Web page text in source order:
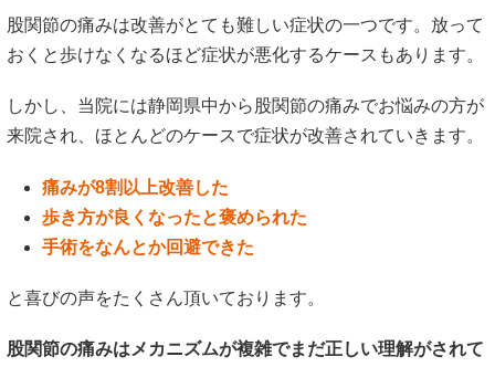
股関節の痛みは改善がとても難しい症状の一つです。放って
おくと歩けなくなるほど症状が悪化するケースもあります。
しかし、当院には静岡県中から股関節の痛みでお悩みの方が
来院され、ほとんどのケースで症状が改善されていきます。
痛みが8割以上改善した
歩き方が良くなったと褒められた
手術をなんとか回避できた
と喜びの声をたくさん頂いております。
股関節の痛みはメカニズムが複雑でまだ正しい理解がされて